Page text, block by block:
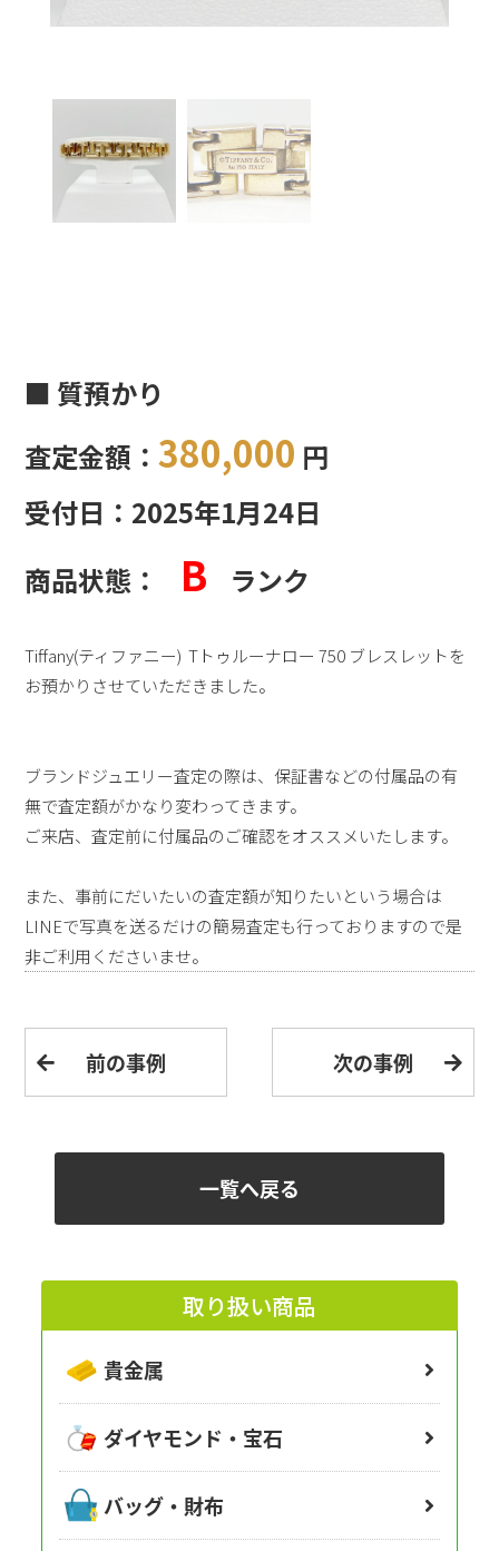
■ 質預かり
査定金額：380,000 円
受付日：2025年1月24日
商品状態：
B ランク
Tiffany(ティファニー) Tトゥルーナロー 750 ブレスレットを
お預かりさせていただきました。
ブランドジュエリー査定の際は、保証書などの付属品の有
無で査定額がかなり変わってきます。
ご来店、査定前に付属品のご確認をオススメいたします。
また、事前にだいたいの査定額が知りたいという場合は
LINEで写真を送るだけの簡易査定も行っておりますので是
非ご利用くださいませ。
前の事例 次の事例
一覧へ戻る
取り扱い商品
貴金属
ダイヤモンド・宝石
バッグ・財布